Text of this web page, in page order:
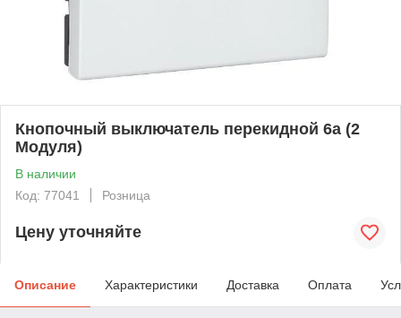
Кнопочный выключатель перекидной 6a (2
Модуля)
В наличии
Код: 77041
Розница
Цену уточняйте
Описание Характеристики Доставка Оплата